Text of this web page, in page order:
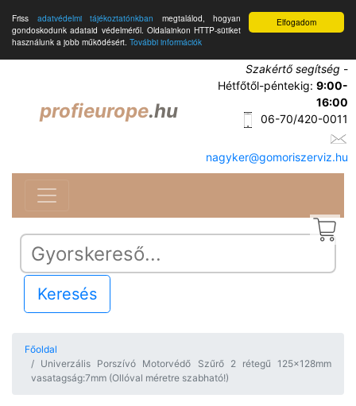
Elfogadom
Friss adatvédelmi tájékoztatónkban megtalálod, hogyan
gondoskodunk adataid védelméről. Oldalainkon HTTP-sütiket
használunk a jobb működésért. További információk
profieurope.hu
Szakértő segítség -
Hétfőtől-péntekig: 9:00-
16:00
06-70/420-0011
nagyker@gomoriszerviz.hu
Keresés
Főoldal
Univerzális Porszívó Motorvédő Szűrő 2 rétegű 125x128mm
vasatagság:7mm (Ollóval méretre szabható!)